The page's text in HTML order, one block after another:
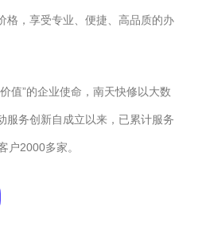
格，享受专业、便捷、高品质的办
值”的企业使命，南天快修以大数
服务创新自成立以来，已累计服务
户2000多家。